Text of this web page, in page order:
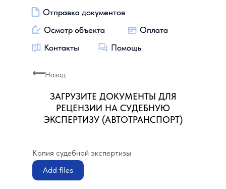
Отправка документов
Отправка документов
Оплата
Осмотр объекта
Контакты
Оплата
Осмотр объекта
Контакты
Помощь
Помощь
ЗАГРУЗИТЕ ДОКУМЕНТЫ ДЛЯ
РЕЦЕНЗИИ НА СУДЕБНУЮ
ЭКСПЕРТИЗУ (АВТОТРАНСПОРТ)
Назад
⟵
Копия судебной экспертизы
Add files